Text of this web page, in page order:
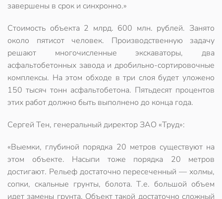
завершены в срок и синхронно.»
Стоимость объекта 2 млрд. 600 млн. рублей. Занято
около пятисот человек. Производственную задачу
решают многочисленные экскаваторы, два
асфальтобетонных завода и дробильно-сортировочные
комплексы. На этом обходе в три слоя будет уложено
150 тысяч тонн асфальтобетона. Пятьдесят процентов
этих работ должно быть выполнено до конца года.
Сергей Тен, генеральный директор ЗАО «Труд»:
«Выемки, глубиной порядка 20 метров существуют на
этом объекте. Насыпи тоже порядка 20 метров
достигают. Рельеф достаточно пересеченный — холмы,
сопки, скальные грунты, болота. Т.е. большой объем
идет замены грунта. Объект такой достаточно сложный